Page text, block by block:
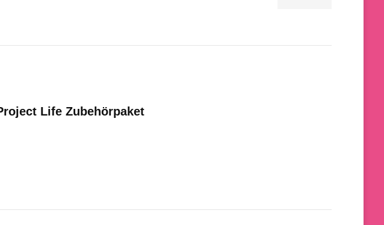
Life Zubehörpaket